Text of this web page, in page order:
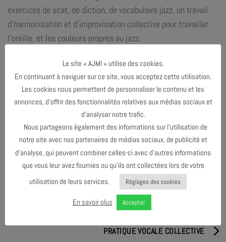
exercices de scat, de diction, de vocabulaire jazz, un travail
d’harmonisation et d’improvisation collective pour travailler
l’oreille, et les couleurs propres au jazz.
Ateliers proposés :
de 10h à 12h et de 13h30 à 15h30 !
PARTAGER & COMMENTER
PRATIQUE VOCALE COLLECTIVE
PRATIQUE VOCALE COLLECTIVE
Le site « AJMI » utilise des cookies.
En continuant à naviguer sur ce site, vous acceptez cette utilisation.
Les cookies nous permettent de personnaliser le contenu et les
annonces, d’offrir des fonctionnalités relatives aux médias sociaux et
d’analyser notre trafic.
Nous partageons également des informations sur l’utilisation de
notre site avec nos partenaires de médias sociaux, de publicité et
d’analyse, qui peuvent combiner celles-ci avec d’autres informations
que vous leur avez fournies ou qu’ils ont collectées lors de votre
utilisation de leurs services.
Réglages des cookies
En savoir plus Accepter